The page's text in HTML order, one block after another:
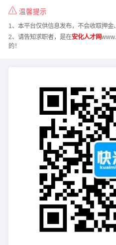
温馨提示
1、本平台仅供信息发布，不会收取押金
2、请告知求职者，是在安化人才网
的！